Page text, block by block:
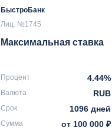
БыстроБанк
Лиц. №1745
Максимальная ставка
Процент 4.44%
Валюта RUB
Срок 1096 дней
Сумма от 100 000 ₽